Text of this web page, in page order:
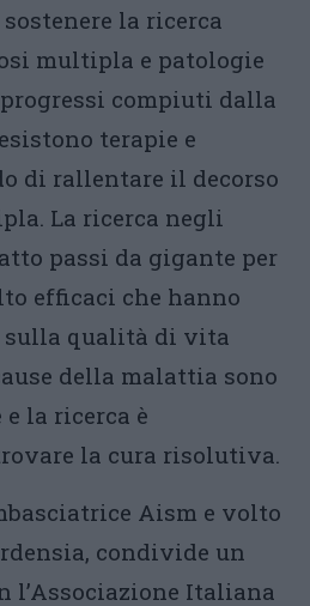
sostenere la ricerca
multipla e patologie
compiuti dalla
terapie e
di rallentare il decorso
La ricerca negli
passi da gigante per
efficaci che hanno
sulla qualità di vita
della malattia sono
la ricerca è
la cura risolutiva.
Aism e volto
condivide un
l’Associazione Italiana